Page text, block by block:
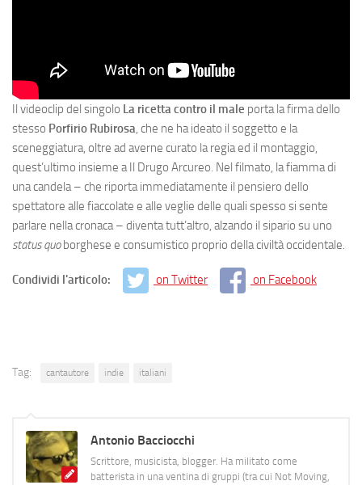
Il videoclip del singolo La ricetta contro il male porta la firma dello
stesso Porfirio Rubirosa, che ne ha ideato il soggetto e la
sceneggiatura, oltre ad averne curato la regia ed il montaggio,
quest’ultimo insieme a Il Drugo Arcureo. Nel filmato, la fiamma di
una candela – che riporta immediatamente il pensiero dello
spettatore alle fiaccolate e alle veglie delle quali spesso si sente
parlare nella cronaca – diventa tutt’altro, alzando il sipario su uno
status quoborghese e consumistico proprio della civiltà occidentale.
Condividi l'articolo: on Twitter on Facebook
Tag: cantautore indie italiani
Antonio Bacciocchi
Scrittore, musicista, blogger. Ha militato come
batterista in una ventina di gruppi (tra cui Not Moving,